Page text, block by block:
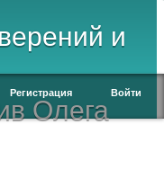
и
Олега
Регистрация Войти